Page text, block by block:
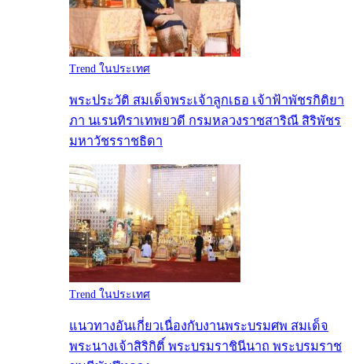
Trend ในประเทศ
พระประวัติ สมเด็จพระเจ้าลูกเธอ เจ้าฟ้าพัชรกิติยา
ภา นเรนทิราเทพยวดี กรมหลวงราชสาริณี สิริพัชร
มหาวัชรราชธิดา
Trend ในประเทศ
แนวทางอันเกี่ยวเนื่องกับงานพระบรมศพ สมเด็จ
พระนางเจ้าสิริกิติ์ พระบรมราชินีนาถ พระบรมราช